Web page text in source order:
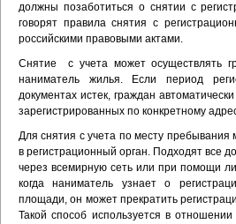
должны позаботиться о снятии с
говорят правила снятия с
российскими правовыми актами.
Снятие с учета может осуществлять
наниматель жилья. Если период
документах истек, граждан
зарегистрированных по конкретному
Для снятия с учета по месту пребывания
в регистрационный орган. Подходят все
через всемирную сеть или при помощи
когда наниматель узнает о
площади, он может прекратить
Такой способ используется в